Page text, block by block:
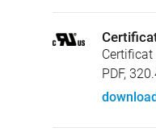
Certificat
PDF,